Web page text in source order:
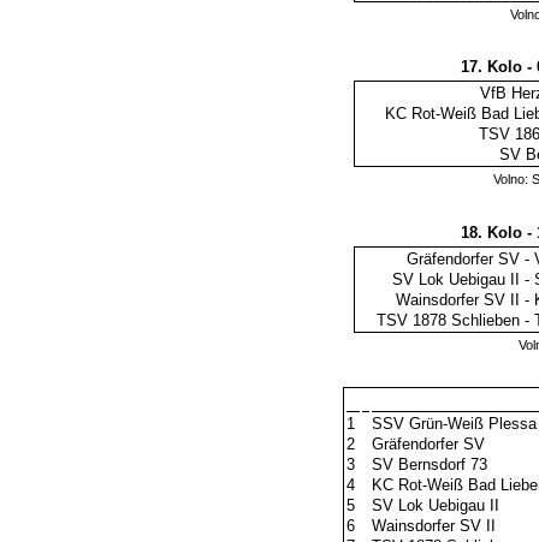
17. Kolo -
VfB
KC Rot-Weiß Bad
TSV
SV
Volno:
18. Kolo -
Gräfendorfer SV -
SV Lok Uebigau II
-
Wainsdorfer SV II
-
TSV 1878 Schlieben -
1
SSV Grün-Weiß
2
Gräfendorfer SV
3
SV Bernsdorf 73
4
KC Rot-Weiß Bad
5
SV Lok Uebigau II
6
Wainsdorfer SV II